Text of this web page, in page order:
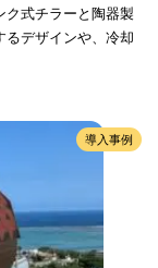
ク式チラーと陶器製
るデザインや、冷却
導入事例